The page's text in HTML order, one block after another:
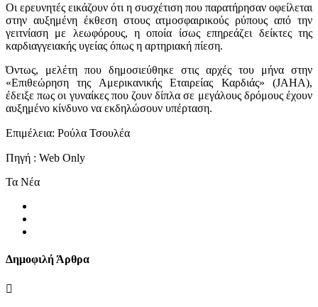
Οι ερευνητές εικάζουν ότι η συσχέτιση που παρατήρησαν οφείλεται
στην αυξημένη έκθεση στους ατμοσφαιρικούς ρύπους από την
γειτνίαση με λεωφόρους, η οποία ίσως επηρεάζει δείκτες της
καρδιαγγειακής υγείας όπως η αρτηριακή πίεση.
Όντως, μελέτη που δημοσιεύθηκε στις αρχές του μήνα στην
«Επιθεώρηση της Αμερικανικής Εταιρείας Καρδιάς» (JAHA),
έδειξε πως οι γυναίκες που ζουν δίπλα σε μεγάλους δρόμους έχουν
αυξημένο κίνδυνο να εκδηλώσουν υπέρταση.
Επιμέλεια: Ρούλα Τσουλέα
Πηγή : Web Only
Τα Νέα
Δημοφιλή Άρθρα